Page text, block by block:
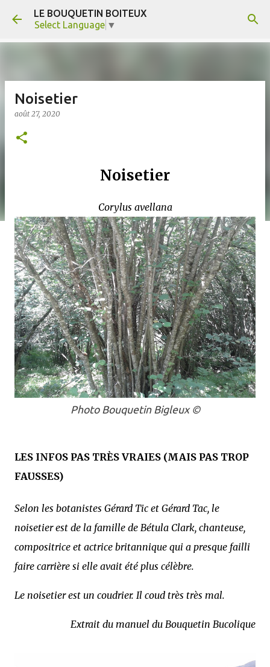
Accéder au contenu principal
LE BOUQUETIN BOITEUX
Select Language ▼
Noisetier
août 27, 2020
Noisetier
Corylus avellana
Photo Bouquetin Bigleux ©
LES INFOS PAS TRÈS VRAIES (MAIS PAS TROP
FAUSSES)
Selon les botanistes Gérard Tic et Gérard Tac, le
noisetier est de la famille de Bétula Clark, chanteuse,
compositrice et actrice britannique qui a presque failli
faire carrière si elle avait été plus célèbre.
Le noisetier est un coudrier. Il coud très très mal.
Extrait du manuel du Bouquetin Bucolique